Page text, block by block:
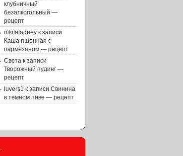
клубничный
безалкогольный —
рецепт
nikitafadeev к записи
Каша пшонная с
пармезаном — рецепт
Света к записи
Творожный пудинг —
рецепт
luvers1 к записи Свинина
в темном пиве — рецепт